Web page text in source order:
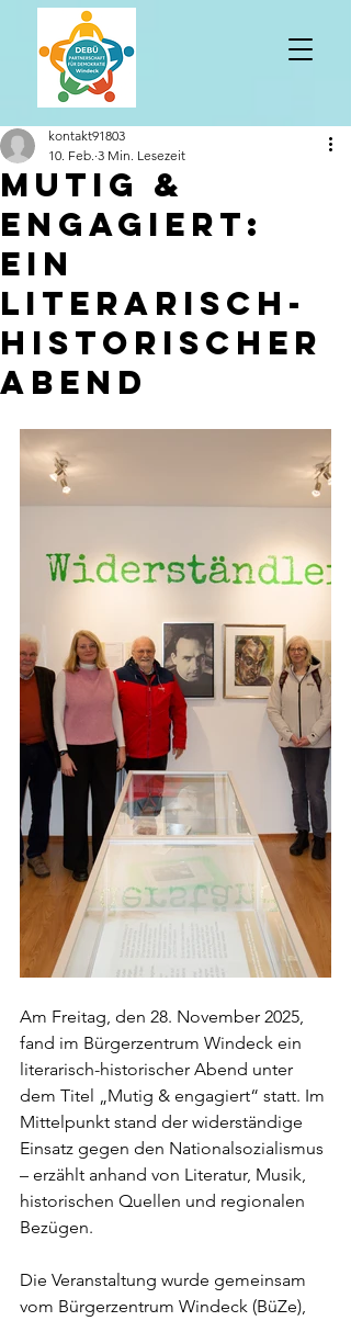
Mutig &
engagiert:
ein
literarisch-
historischer
Abend
kontakt91803
10. Feb. 3 Min. Lesezeit
Am Freitag, den 28. November 2025,
fand im Bürgerzentrum Windeck ein
literarisch-historischer Abend unter
dem Titel „Mutig & engagiert“ statt. Im
Mittelpunkt stand der widerständige
Einsatz gegen den Nationalsozialismus
– erzählt anhand von Literatur, Musik,
historischen Quellen und regionalen
Bezügen.
Die Veranstaltung wurde gemeinsam
vom Bürgerzentrum Windeck (BüZe),